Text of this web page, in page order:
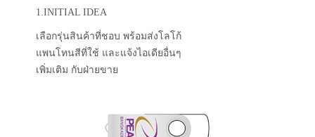
1.INITIAL IDEA
เลือกรุ่นสินค้าที่ชอบ พร้อมส่งโลโก้
แพนโทนสีที่ใช้ และแจ้งไอเดียอื่นๆ
เพิ่มเติม กับฝ่ายขาย